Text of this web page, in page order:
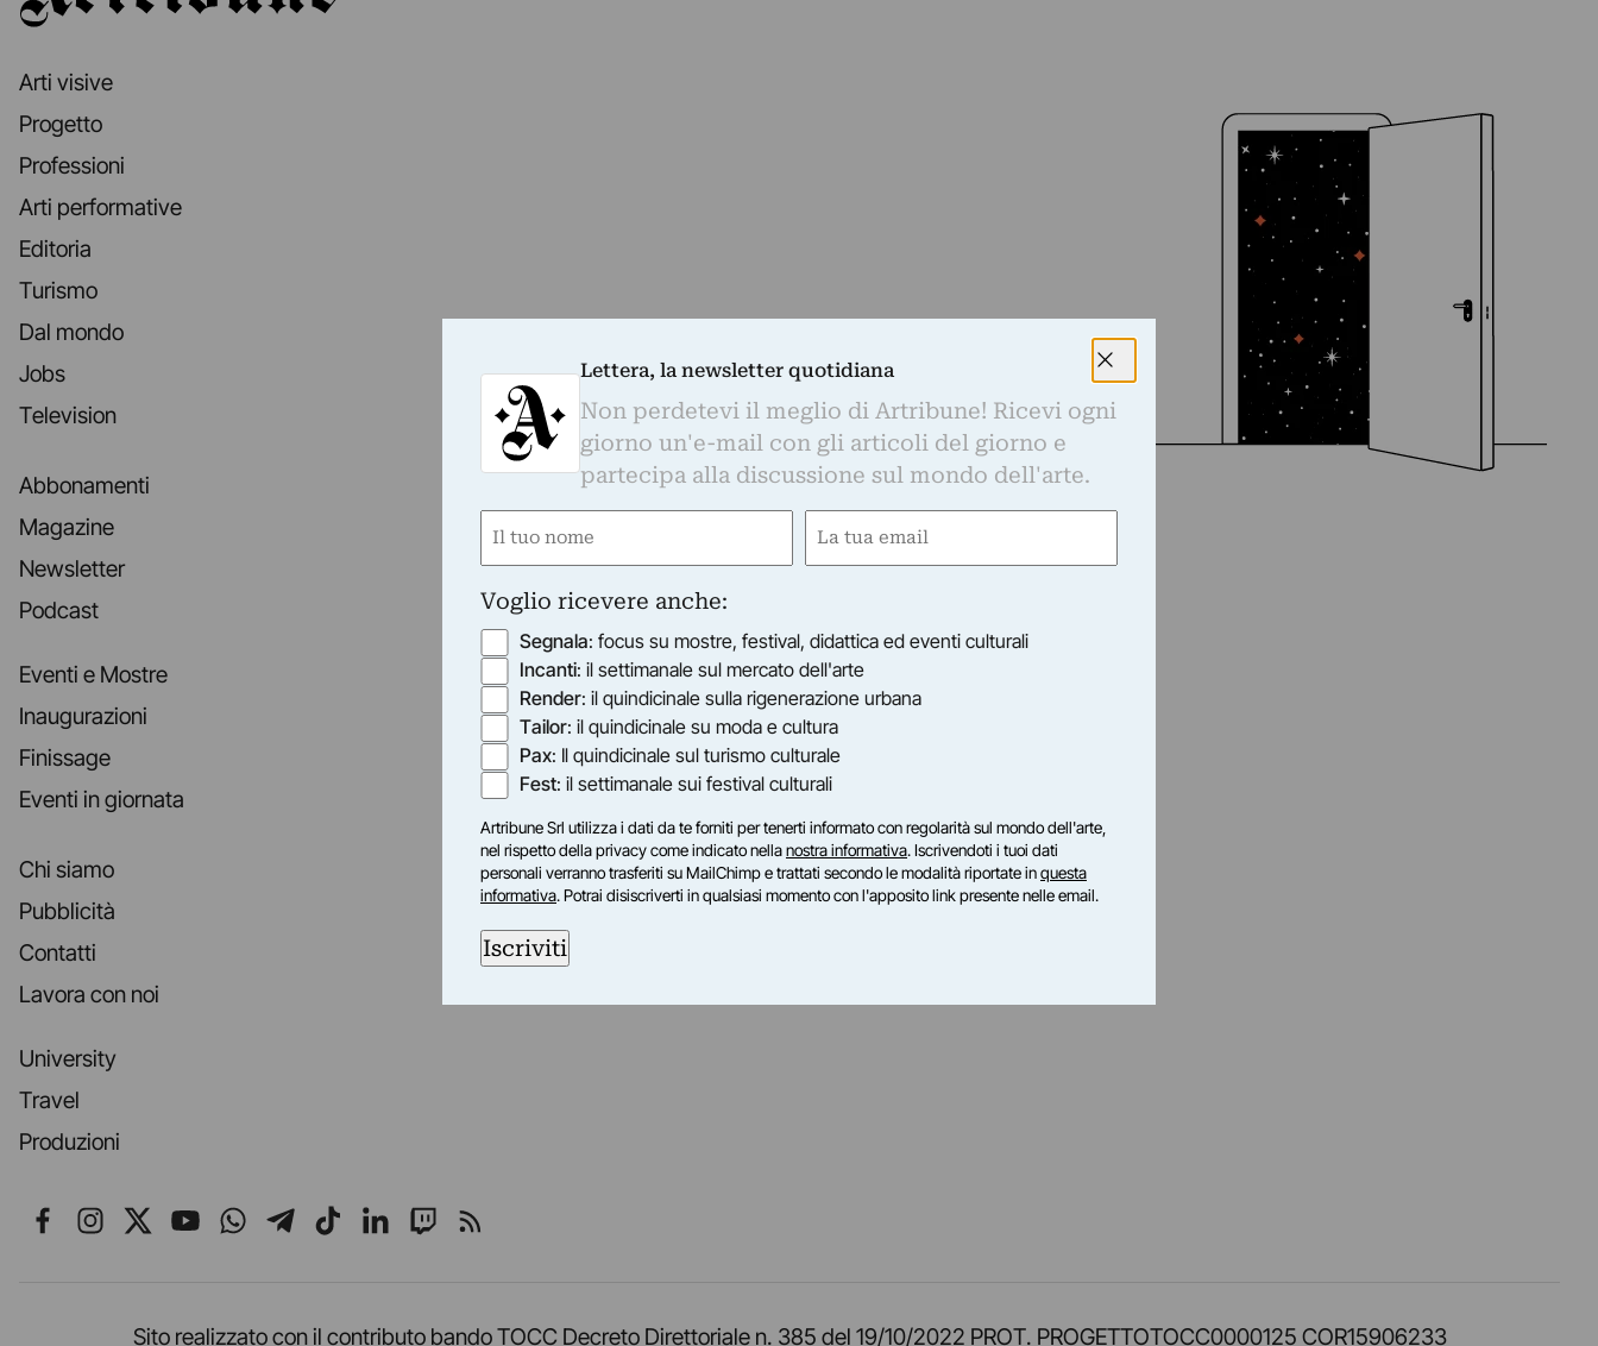
Arti visive
Progetto
Professioni
Arti performative
Editoria
Turismo
Dal mondo
Jobs
Television
Abbonamenti
Magazine
Newsletter
Podcast
Eventi e Mostre
Inaugurazioni
Finissage
Eventi in giornata
Chi siamo
Pubblicità
Contatti
Lavora con noi
University
Travel
Produzioni
Seguici su Facebook
Seguici su Instagram
Seguici su X
Seguici su YouTube
Seguici su WhatsApp
Seguici su Telegram
Seguici su TikTok
Seguici su LinkedIn
Seguici su Twitch
Seguici su Rss
Sito realizzato con il contributo bando TOCC Decreto Direttoriale n. 385 del 19/10/2022 PROT. PROGETTOTOCC0000125 COR15906233
Lettera, la newsletter quotidiana
Non perdetevi il meglio di Artribune! Ricevi ogni
giorno un'e-mail con gli articoli del giorno e
partecipa alla discussione sul mondo dell'arte.
Nome
Email
Voglio ricevere anche:
Segnala: focus su mostre, festival, didattica ed eventi culturali
Incanti: il settimanale sul mercato dell'arte
Render: il quindicinale sulla rigenerazione urbana
Tailor: il quindicinale su moda e cultura
Pax: Il quindicinale sul turismo culturale
Fest: il settimanale sui festival culturali
Artribune Srl utilizza i dati da te forniti per tenerti informato con regolarità sul mondo dell'arte,
nel rispetto della privacy come indicato nellanostra informativa. Iscrivendoti i tuoi dati
personali verranno trasferiti su MailChimp e trattati secondo le modalità riportate inquesta
informativa. Potrai disiscriverti in qualsiasi momento con l'apposito link presente nelle email.
Iscriviti